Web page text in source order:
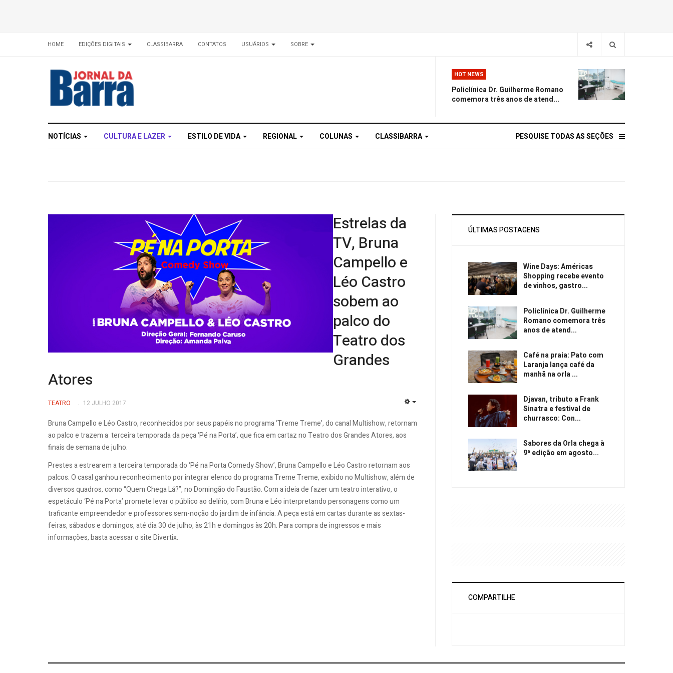
HOME EDIÇÕES DIGITAIS CLASSIBARRA CONTATOS USUÁRIOS SOBRE
HOT NEWS
Policlínica Dr. Guilherme Romano
comemora três anos de atend...
NOTÍCIAS CULTURA E LAZER ESTILO DE VIDA REGIONAL COLUNAS CLASSIBARRA PESQUISE TODAS AS SEÇÕES
Estrelas da
TV, Bruna
Campello e
Léo Castro
sobem ao
palco do
Teatro dos
Grandes
Atores
TEATRO 12 JULHO 2017
Bruna Campello e Léo Castro, reconhecidos por seus papéis no programa ‘Treme Treme’, do canal Multishow, retornam
ao palco e trazem a terceira temporada da peça ‘Pé na Porta’, que fica em cartaz no Teatro dos Grandes Atores, aos
finais de semana de julho.
Prestes a estrearem a terceira temporada do ‘Pé na Porta Comedy Show’, Bruna Campello e Léo Castro retornam aos
palcos. O casal ganhou reconhecimento por integrar elenco do programa Treme Treme, exibido no Multishow, além de
diversos quadros, como “Quem Chega Lá?”, no Domingão do Faustão. Com a ideia de fazer um teatro interativo, o
espetáculo ‘Pé na Porta’ promete levar o público ao delírio, com Bruna e Léo interpretando personagens como um
traficante empreendedor e professores sem-noção do jardim de infância. A peça está em cartas durante as sextas-
feiras, sábados e domingos, até dia 30 de julho, às 21h e domingos às 20h. Para compra de ingressos e mais
informações, basta acessar o site Divertix.
ÚLTIMAS POSTAGENS
Wine Days: Américas
Shopping recebe evento
de vinhos, gastro...
Policlínica Dr. Guilherme
Romano comemora três
anos de atend...
Café na praia: Pato com
Laranja lança café da
manhã na orla ...
Djavan, tributo a Frank
Sinatra e festival de
churrasco: Con...
Sabores da Orla chega à
9ª edição em agosto...
COMPARTILHE